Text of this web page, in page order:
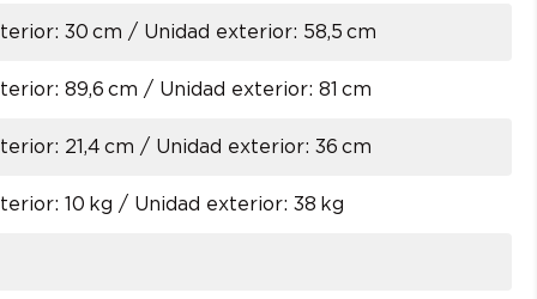
30 cm / Unidad exterior: 58,5 cm
89,6 cm / Unidad exterior: 81 cm
21,4 cm / Unidad exterior: 36 cm
10 kg / Unidad exterior: 38 kg